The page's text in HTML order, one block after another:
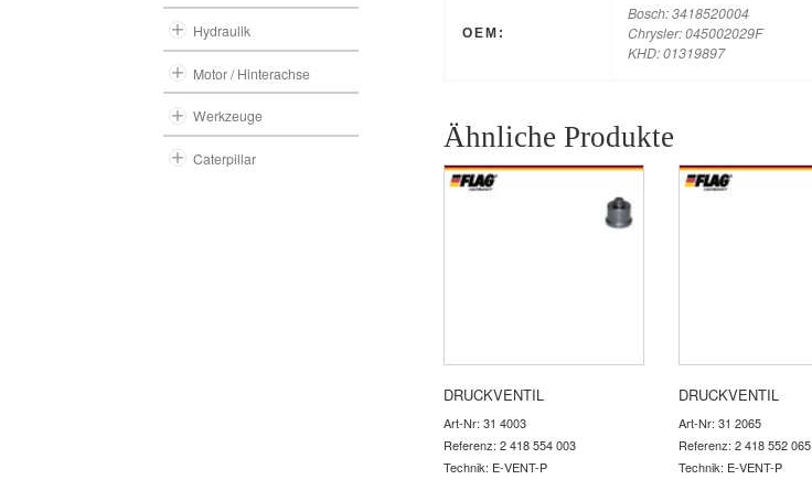
OEM:
Bosch: 3418520004
Chrysler: 045002029F
KHD: 01319897
Ähnliche Produkte
DRUCKVENTIL
Art-Nr: 31 4003
Referenz: 2 418 554 003
Technik: E-VENT-P
DRUCKVENTIL
Art-Nr: 31 2065
Referenz: 2 418 552 065
Technik: E-VENT-P
Hydraulik
Motor / Hinterachse
Werkzeuge
Caterpillar